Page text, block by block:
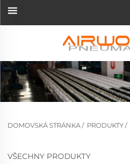
DOMOVSKÁ STRÁNKA/ PRODUKTY/
VŠECHNY PRODUKTY